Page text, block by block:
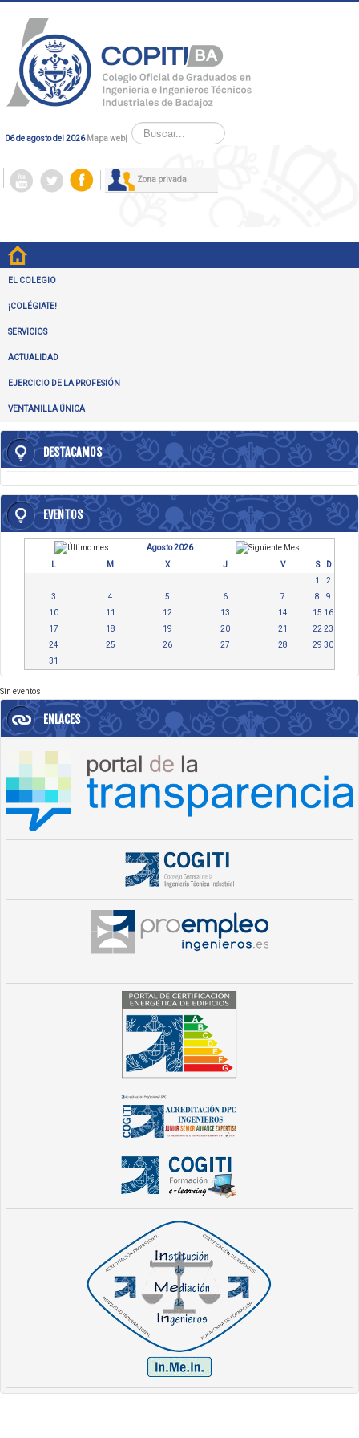
06 de agosto del 2026 Mapa web|
Buscar...
Zona privada
EL COLEGIO
¡COLÉGIATE!
SERVICIOS
ACTUALIDAD
EJERCICIO DE LA PROFESIÓN
VENTANILLA ÚNICA
DESTACAMOS
EVENTOS
Agosto 2026
L
M X J V S
D
1
2
3
4 5 6 7 8
9
10
11 12 13 14 15 16
17
18 19 20 21 22 23
24
25 26 27 28 29 30
31
Sin eventos
ENLACES